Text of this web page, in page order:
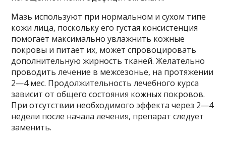
Мазь используют при нормальном и сухом типе
кожи лица, поскольку его густая консистенция
помогает максимально увлажнить кожные
покровы и питает их, может спровоцировать
дополнительную жирность тканей. Желательно
проводить лечение в межсезонье, на протяжении
2—4 мес. Продолжительность лечебного курса
зависит от общего состояния кожных покровов.
При отсутствии необходимого эффекта через 2—4
недели после начала лечения, препарат следует
заменить.